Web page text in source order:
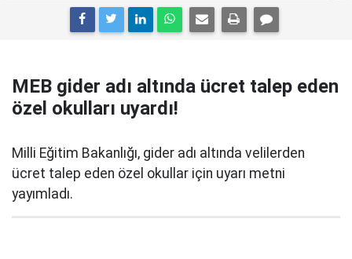
MEB gider adı altında ücret talep eden
özel okulları uyardı!
Milli Eğitim Bakanlığı, gider adı altında velilerden
ücret talep eden özel okullar için uyarı metni
yayımladı.